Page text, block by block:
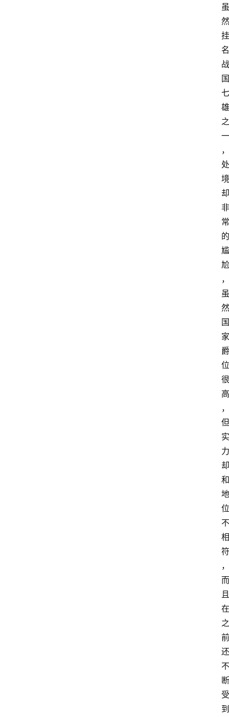
虽
然
挂
名
战
国
七
雄
之
一
，
处
境
却
非
常
的
尴
尬
，
虽
然
国
家
爵
位
很
高
，
但
实
力
却
和
地
位
不
相
符
，
而
且
在
之
前
还
不
断
受
到